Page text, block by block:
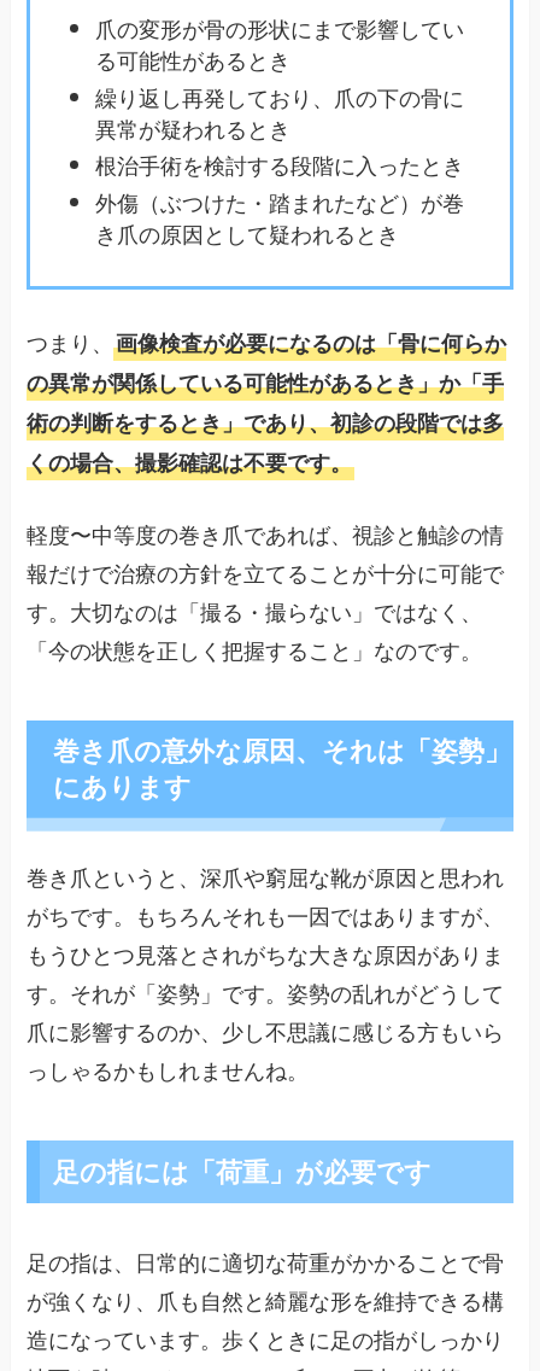
爪の変形が骨の形状にまで影響してい
る可能性があるとき
繰り返し再発しており、爪の下の骨に
異常が疑われるとき
根治手術を検討する段階に入ったとき
外傷（ぶつけた・踏まれたなど）が巻
き爪の原因として疑われるとき
つまり、画像検査が必要になるのは「骨に何らか
の異常が関係している可能性があるとき」か「手
術の判断をするとき」であり、初診の段階では多
くの場合、撮影確認は不要です。
軽度〜中等度の巻き爪であれば、視診と触診の情
報だけで治療の方針を立てることが十分に可能で
す。大切なのは「撮る・撮らない」ではなく、
「今の状態を正しく把握すること」なのです。
巻き爪の意外な原因、それは「姿勢」
にあります
巻き爪というと、深爪や窮屈な靴が原因と思われ
がちです。もちろんそれも一因ではありますが、
もうひとつ見落とされがちな大きな原因がありま
す。それが「姿勢」です。姿勢の乱れがどうして
爪に影響するのか、少し不思議に感じる方もいら
っしゃるかもしれませんね。
足の指には「荷重」が必要です
足の指は、日常的に適切な荷重がかかることで骨
が強くなり、爪も自然と綺麗な形を維持できる構
造になっています。歩くときに足の指がしっかり